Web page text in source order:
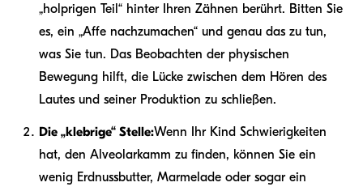
„holprigen Teil“ hinter Ihren Zähnen berührt. Bitten Sie
es, ein „Affe nachzumachen“ und genau das zu tun,
was Sie tun. Das Beobachten der physischen
Bewegung hilft, die Lücke zwischen dem Hören des
Lautes und seiner Produktion zu schließen.
Die „klebrige“ Stelle:Wenn Ihr Kind Schwierigkeiten
hat, den Alveolarkamm zu finden, können Sie ein
wenig Erdnussbutter, Marmelade oder sogar ein